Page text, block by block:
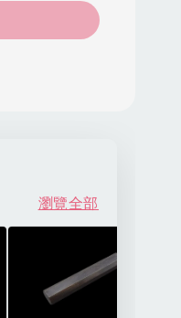
瀏覽全部